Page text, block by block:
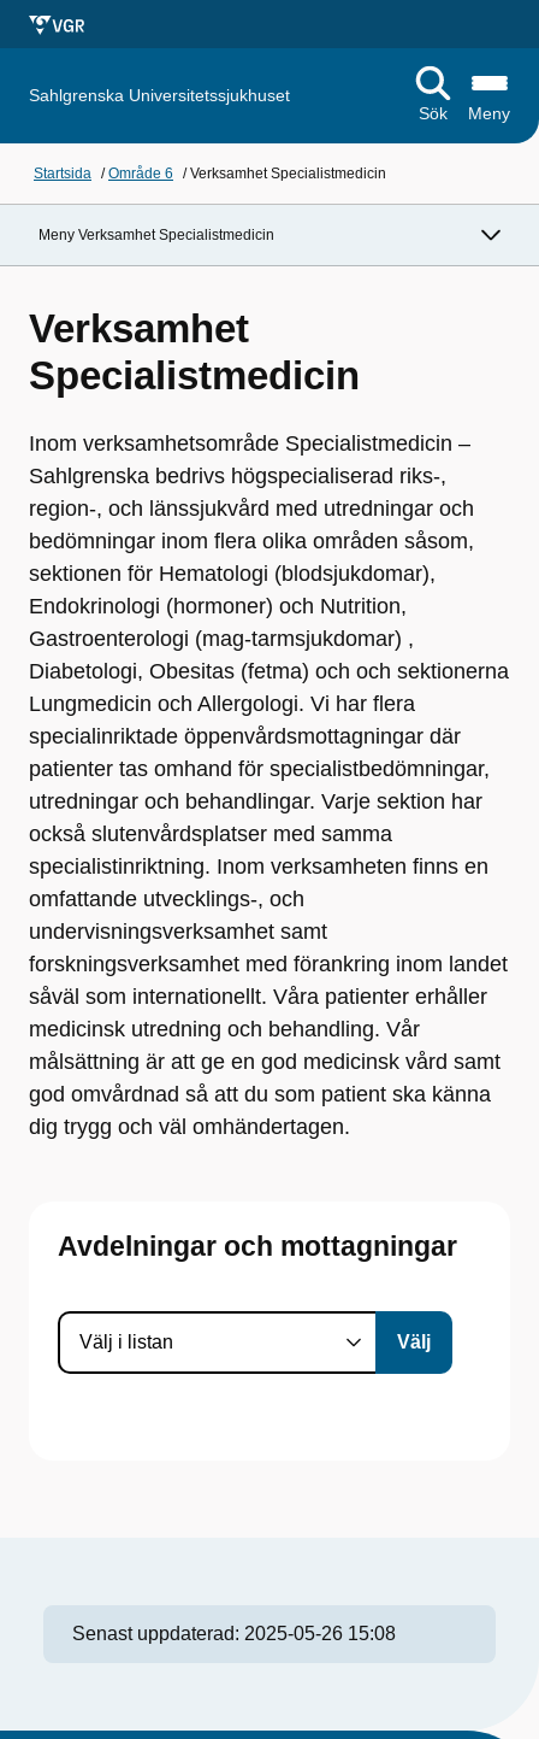
Sahlgrenska Universitetssjukhuset
Sök
Meny
Startsida /Område 6 /Verksamhet Specialistmedicin
Meny Verksamhet Specialistmedicin
Verksamhet
Specialistmedicin
Inom verksamhetsområde Specialistmedicin –
Sahlgrenska bedrivs högspecialiserad riks-,
region-, och länssjukvård med utredningar och
bedömningar inom flera olika områden såsom,
sektionen för Hematologi (blodsjukdomar),
Endokrinologi (hormoner) och Nutrition,
Gastroenterologi (mag-tarmsjukdomar) ,
Diabetologi, Obesitas (fetma) och och sektionerna
Lungmedicin och Allergologi. Vi har flera
specialinriktade öppenvårdsmottagningar där
patienter tas omhand för specialistbedömningar,
utredningar och behandlingar. Varje sektion har
också slutenvårdsplatser med samma
specialistinriktning. Inom verksamheten finns en
omfattande utvecklings-, och
undervisningsverksamhet samt
forskningsverksamhet med förankring inom landet
såväl som internationellt. Våra patienter erhåller
medicinsk utredning och behandling. Vår
målsättning är att ge en god medicinsk vård samt
god omvårdnad så att du som patient ska känna
dig trygg och väl omhändertagen.
Avdelningar och mottagningar
Senast uppdaterad: 2025-05-26 15:08